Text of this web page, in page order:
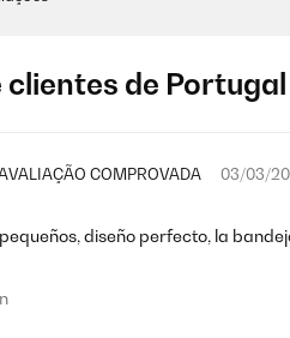
clientes de Portugal
COMPROVADA 03/03/
diseño perfecto, la